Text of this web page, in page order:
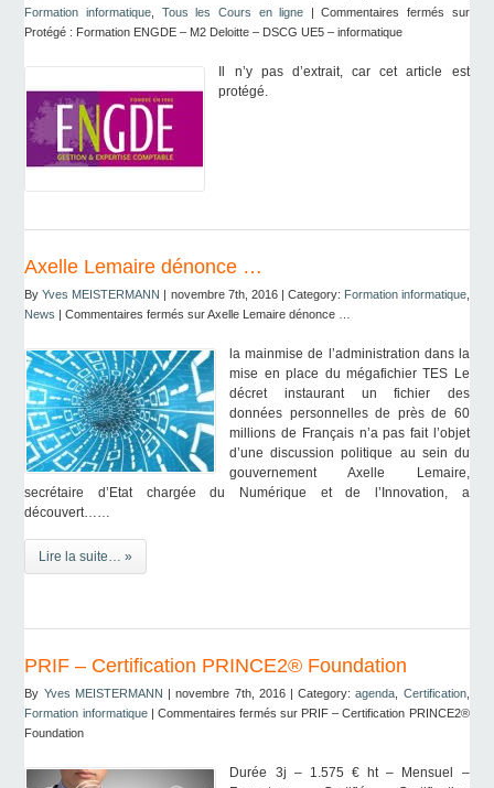
Formation informatique
Tous les Cours en ligne |Commentaires fermés sur
Protégé : Formation ENGDE – M2 Deloitte – DSCG UE5 – informatique
Il n’y pas d’extrait, car cet article est
protégé.
Axelle Lemaire dénonce …
ByYves MEISTERMANN | novembre 7th, 2016 | Category: Formation informatique,
News |Commentaires fermés sur Axelle Lemaire dénonce …
la mainmise de l’administration dans la
mise en place du mégafichier TES Le
décret instaurant un fichier des
données personnelles de près de 60
millions de Français n’a pas fait l’objet
d’une discussion politique au sein du
gouvernement Axelle Lemaire,
secrétaire d’Etat chargée du Numérique et de l’Innovation, a
découvert……
Lire la suite… »
PRIF – Certification PRINCE2® Foundation
By Yves MEISTERMANN | novembre 7th, 2016 | Category:agenda Certification,
Formation informatique| Commentaires fermés sur PRIF – Certification PRINCE2®
Foundation
Durée 3j – 1.575 € ht – Mensuel –